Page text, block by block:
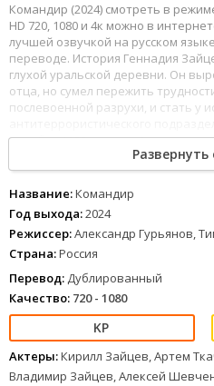
Командир (2024) смотреть в
HD 720, 1080 и 4к можно в
лучшей озвучкой на русском
переводе. История Геннадия
глухой уральской деревни. Он
отца, но сумел пережить
послевоенной разрухи, и стать у
декабря 1988 года в г.
захватывают в заложники 32
12345 678
Развернуть
Название:Командир
Год выхода:2024
Режиссер:Александр Гурьянов,
Страна:Россия
Перевод: Дублированный
Качество: 720 - 1080
Актеры:Кирилл Зайцев, Артем
Владимир Зайцев, Алексей